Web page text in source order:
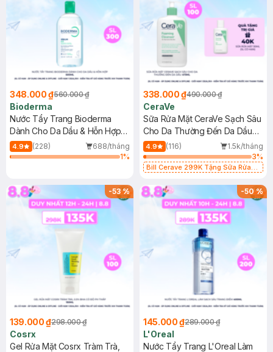
348.000 ₫560.000 ₫
Bioderma
Nước Tẩy Trang Bioderma
Dành Cho Da Dầu & Hỗn Hợp
500ml
4.9 (228)
688/tháng
1%
338.000 ₫490.000 ₫
CeraVe
Sữa Rửa Mặt CeraVe Sạch Sâu
Cho Da Thường Đến Da Dầu
473ml
4.9 (116)
1.5k/tháng
3%
Bill Cerave 299K Tặng Sữa Rửa
-53%
139.000 ₫298.000 ₫
Cosrx
Gel Rửa Mặt Cosrx Tràm Trà,
-50%
145.000 ₫289.000 ₫
L'Oreal
Nước Tẩy Trang L'Oreal Làm